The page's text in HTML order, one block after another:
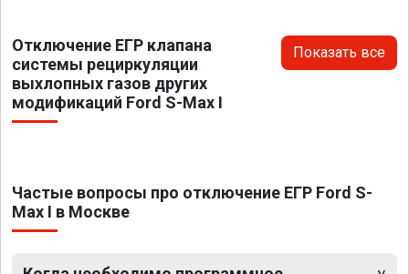
Отключение ЕГР клапана
системы рециркуляции
выхлопных газов других
модификаций Ford S-Max I
Показать все
Частые вопросы про отключение ЕГР Ford S-
Max I в Москве